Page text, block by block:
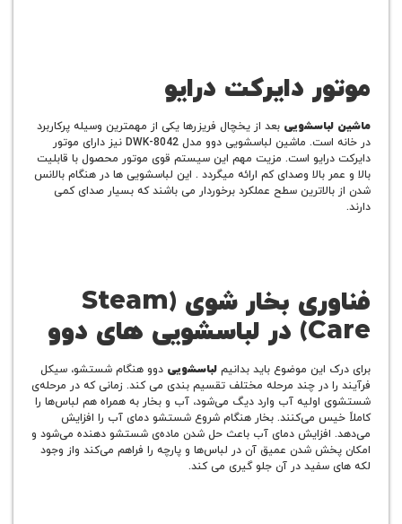
دایرکت درایو
بعد از یخچال فریزرها یکی از مهمترین وسیله پرکاربرد
در خانه است. ماشین لباسشویی دوو مدل DWK-8042 نیز دارای موتور
است. مزیت مهم این سیستم قوی موتور محصول با قابلیت
بالا وصدای کم ارائه میگردد . این لباسشویی ها در هنگام بالانس
سطح عملکرد برخوردار می باشند که بسیار صدای کمی
بخار شوی (Steam
در لباسشویی های دوو
این موضوع باید بدانیملباسشوییدوو هنگام شستشو، سیکل
در چند مرحله مختلف تقسیم بندی می کند. زمانی که در مرحله‌ی
آب وارد دیگ می‌شود، آب و بخار به همراه هم لباس‌ها را
می‌کنند. بخار هنگام شروع شستشو دمای آب را افزایش
دمای آب باعث حل شدن ماده‌ی شستشو دهنده می‌شود و
شدن عمیق آن در لباس‌ها و پارچه را فراهم می‌کند واز وجود
در آن جلو گیری می کند.